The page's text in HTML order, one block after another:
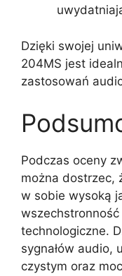
Dzięki swojej
204MS jest
zastosowań
Podczas oceny
można dostrzec,
w sobie wysoką
technologiczne.
sygnałów audio,
czystym oraz